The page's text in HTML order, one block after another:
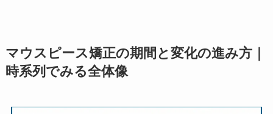
マウスピース矯正の期間と変化の進み方｜
時系列でみる全体像